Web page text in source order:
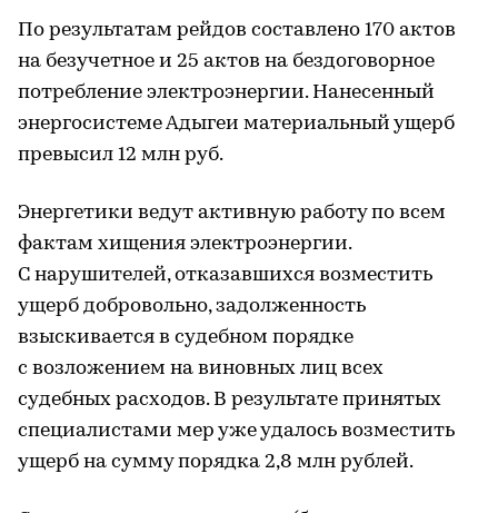
По результатам рейдов составлено 170 актов
на безучетное и 25 актов на бездоговорное
потребление электроэнергии. Нанесенный
энергосистеме Адыгеи материальный ущерб
превысил 12 млн руб.
Энергетики ведут активную работу по всем
фактам хищения электроэнергии.
С нарушителей, отказавшихся возместить
ущерб добровольно, задолженность
взыскивается в судебном порядке
с возложением на виновных лиц всех
судебных расходов. В результате принятых
специалистами мер уже удалось возместить
ущерб на сумму порядка 2,8 млн рублей.